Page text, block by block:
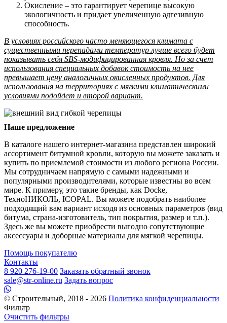
Окисление – это гарантирует черепице высокую
экологичность и придает увеличенную адгезивную
способность.
В условиях российского часто меняющегося климата с
существенными перепадами температур лучше всего будет
показывать себя SBS-модифицированная кровля. Но за счет
использования специальных добавок стоимость на нее
превышает цену аналогичных окисленных продуктов. Для
использования на территориях с мягкими климатическими
условиями подойдет и второй вариант.
Наше предложение
В каталоге нашего интернет-магазина представлен широкий
ассортимент битумной кровли, которую вы можете заказать и
купить по приемлемой стоимости из любого региона России.
Мы сотрудничаем напрямую с самыми надежными и
популярными производителями, которые известны во всем
мире. К примеру, это такие бренды, как Docke,
ТехноНИКОЛЬ, ICOPAL. Вы можете подобрать наиболее
подходящий вам вариант исходя из основных параметров (вид
битума, страна-изготовитель, тип покрытия, размер и т.п.).
Здесь же вы можете приобрести выгодно сопутствующие
аксессуары и доборные материалы для мягкой черепицы.
Помощь покупателю
Контакты
8 920 276-19-00 Заказать обратный звонок
sale@str-online.ru Задать вопрос
© Строительный, 2018 - 2026 Политика конфиденциальности
Фильтр
Очистить фильтры